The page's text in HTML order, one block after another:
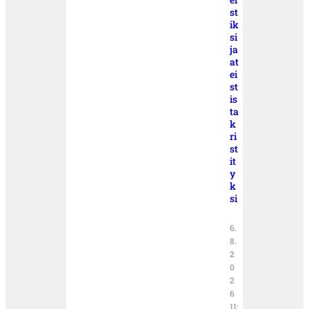
st
ik
si
ja
at
ei
st
is
ta
k
ri
st
it
y
k
si
6.
8.
2
0
2
6
11: